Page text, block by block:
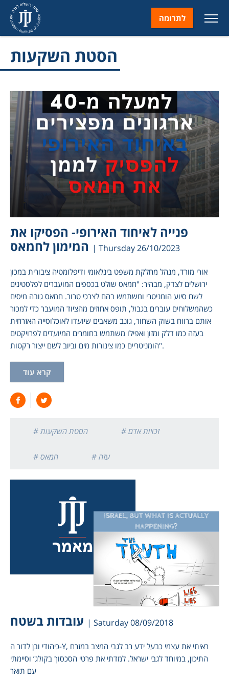
לתרומה
הסטת השקעות
פנייה לאיחוד האירופי- הפסיקו את
המימון לחמאס | Thursday 26/10/2023
אורי מורד, מנהל מחלקת משפט בינלאומי ודיפלומטיה ציבורית במכון
ירושלים לצדק, מבהיר: "חמאס שולט בכספים המועברים לפלסטינים
לשם סיוע הומניטרי ומשתמש בהם לצרכי טרור. חמאס גובה מיסים
כשהמשלוחים עוברים בגבול, תופס אחוזים מהציוד המועבר כדי למכור
אותם ברווח בשוק השחור, גונב משאבים שיועדו לאוכלוסייה האזרחית
בעזה כמו דלק ומזון ואפילו משתמש בחומרים המיועדים לפרויקטים
הומניטריים כמו צינורות מים וביוב לשם ייצור רקטות".
קרא עוד
# הסטת השקעות # זכויות אדם
# חמאס # עזה
עובדות בשטח | Saturday 08/09/2018
כיהודי ובן לדור ה-Y, ראיתי את עצמי כבעל ידע רב לגבי המצב במזרח
התיכון, במיוחד לגבי ישראל. למדתי את פרטי הסכסוך בקולג’ וסיימתי
עם תואר